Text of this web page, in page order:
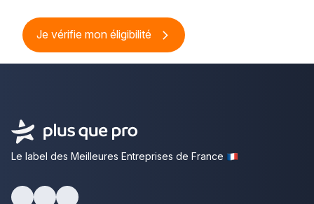
Je vérifie mon éligibilité
Le label des Meilleures Entreprises de France